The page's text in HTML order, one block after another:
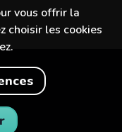
vous offrir la
choisir les cookies